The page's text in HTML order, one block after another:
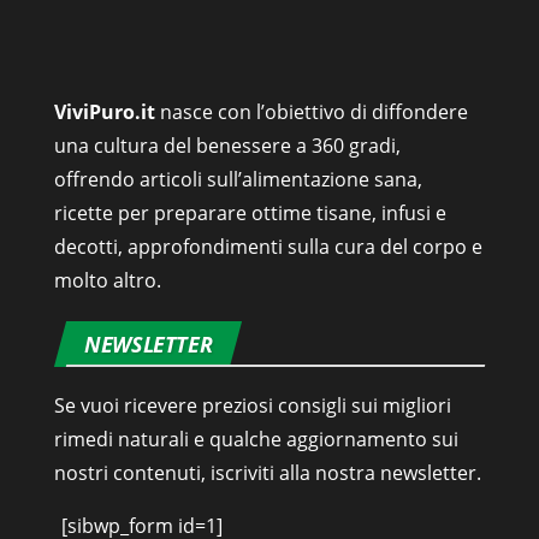
Se vuoi ricevere preziosi consigli sui migliori
rimedi naturali e qualche aggiornamento sui
nostri contenuti, iscriviti alla nostra newsletter.
[sibwp_form id=1]
© ViviPuro.it - Rimedi Naturali, Alimentazione
Chi siamo
Redazione e contatti